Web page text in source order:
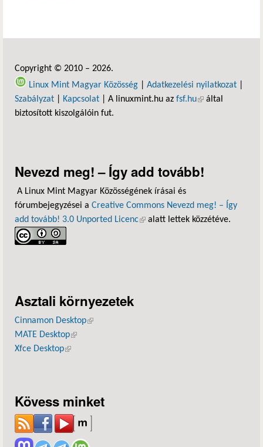
Copyright © 2010 – 2026.
Linux Mint Magyar Közösség
Adatkezelési nyilatkozat
Szabályzat
Kapcsolat | A linuxmint.hu az fsf.hu(külső hivatkozás)
által
biztosított kiszolgálóin fut.
Nevezd meg! – Így add tovább!
A Linux Mint Magyar Közösségének írásai és
fórumbejegyzései a Creative Commons Nevezd meg! – Így
add tovább! 3.0 Unported Licenc(külső hivatkozás)
alatt lettek közzétéve.
Asztali környezetek
Cinnamon Desktop(külső hivatkozás)
MATE Desktop(külső hivatkozás)
Xfce Desktop(külső hivatkozás)
Kövess minket